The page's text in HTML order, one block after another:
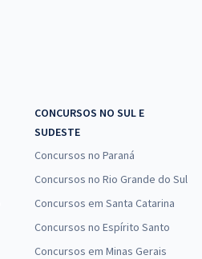
CONCURSOS NO SUL E
SUDESTE
Concursos no Paraná
Concursos no Rio Grande do Sul
Concursos em Santa Catarina
Concursos no Espírito Santo
Concursos em Minas Gerais